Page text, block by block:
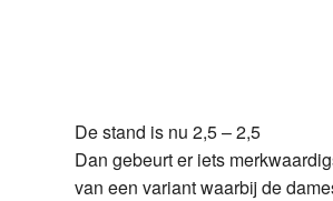
De stand is nu 2,5 – 2,5
Dan gebeurt er iets
van een variant waarbij de